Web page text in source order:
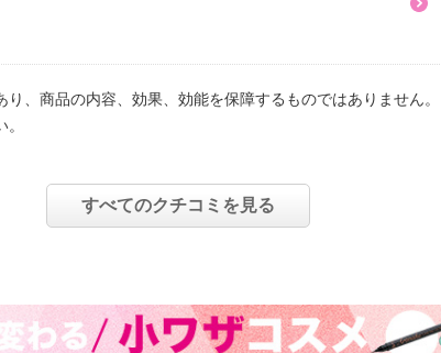
、商品の内容、効果、効能を保障するものではありません。
すべてのクチコミを見る